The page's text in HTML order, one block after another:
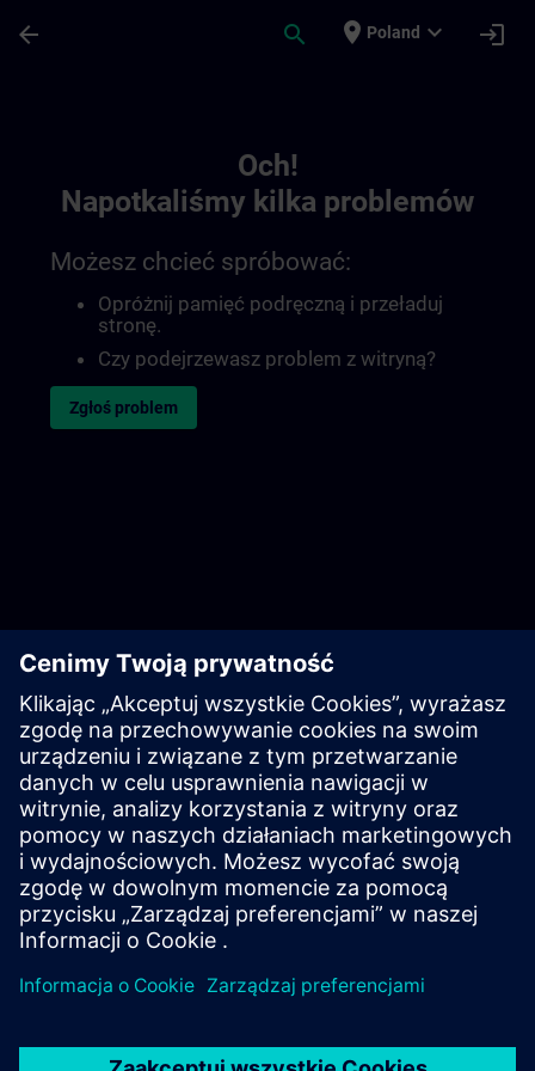
arrow_back search place Poland expand_more login
Och!
Napotkaliśmy kilka problemów
Możesz chcieć spróbować:
Opróżnij pamięć podręczną i przeładuj
stronę.
Czy podejrzewasz problem z witryną?
Zgłoś problem